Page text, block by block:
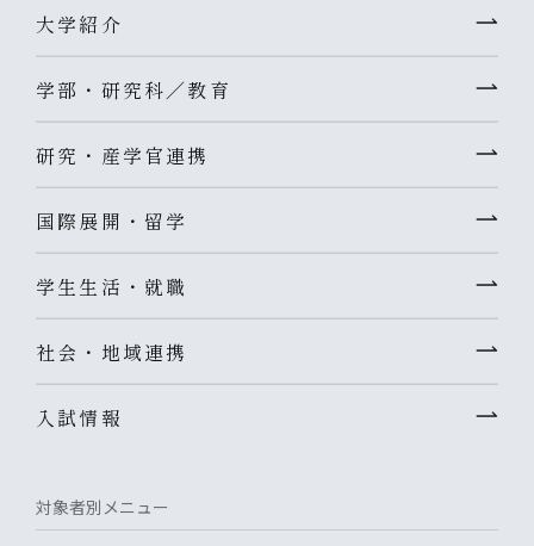
大学紹介
学部・研究科／教育
研究・産学官連携
国際展開・留学
学生生活・就職
社会・地域連携
入試情報
対象者別メニュー